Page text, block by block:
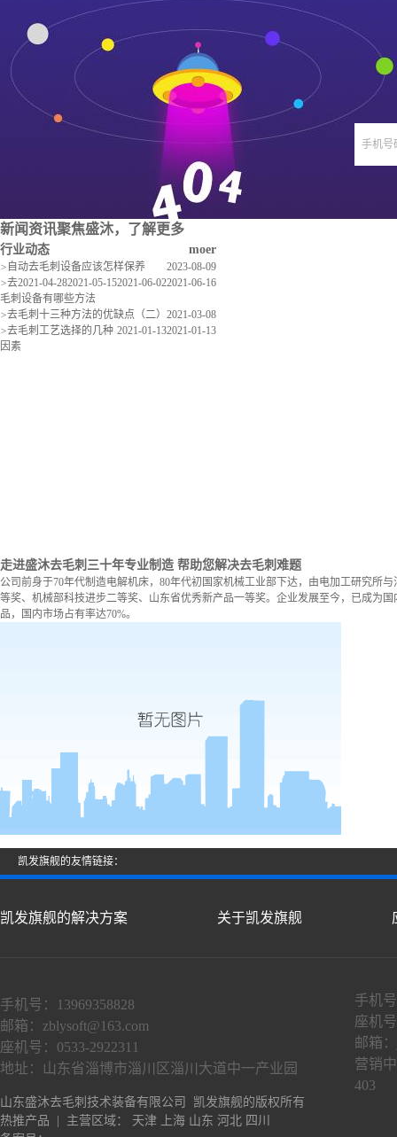
手机号
新闻资讯聚焦盛沐，了解更多
moer
行业动态
2023-08-09
> 自动去毛刺设备应该怎样保养
2021-06-16
2021-06-02
2021-05-15
2021-04-28
>去
毛刺设备有哪些方法
2021-03-08
>去毛刺十三种方法的优缺点（二）
2021-01-13
2021-01-13
>去毛刺工艺选择的几种
因素
走进盛沐去毛刺 三十年专业制造 帮助您解决去毛刺难题
公司前身于70年代制造电解机床，80年代初国家机械工业部下达，由电加工研究所
等奖、机械部科技进步二等奖、山东省优秀新产品一等奖。企业发展至今，已成为
品，国内市场占有率达70%。
凯发旗舰的友情链接：
凯发旗舰的解决方案 关于凯发旗舰
手机号：13969358828
邮箱： zblysoft@163.com
座机号：0533-2922311
地址：山东省淄博市淄川区淄川大道中一产业园
手机
座机
邮箱：
营销
403
山东盛沐去毛刺技术装备有限公司 凯发旗舰的版权所有
热推产品 | 主营区域： 天津 上海 山东 河北 四川